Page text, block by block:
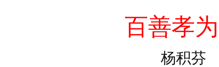
百善孝
杨积芬